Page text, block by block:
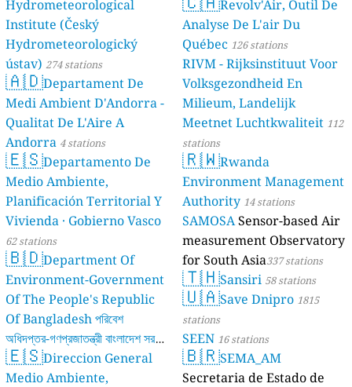
Hydrometeorological
Institute (Český
Hydrometeorologický
ústav) 274 stations
🇦🇩Departament De
Medi Ambient D'Andorra -
Qualitat De L'Aire A
Andorra 4 stations
🇪🇸Departamento De
Medio Ambiente,
Planificación Territorial Y
Vivienda · Gobierno Vasco
62 stations
🇧🇩Department Of
Environment-Government
Of The People's Republic
Of Bangladesh পরিবেশ
অধিদপ্তর-গণপ্রজাতন্ত্রী বাংলাদেশ সরকার
17 stations
🇪🇸Direccion General
Medio Ambiente,
Revolv'Air, Outil De
Analyse De L'air Du
Québec 126 stations
RIVM - Rijksinstituut Voor
Volksgezondheid En
Milieum, Landelijk
Meetnet Luchtkwaliteit 112
stations
🇷🇼Rwanda
Environment Management
Authority 14 stations
SAMOSASensor-based Air
measurement Observatory
for South Asia337 stations
🇹🇭Sansiri 58 stations
🇺🇦Save Dnipro 1815
stations
SEEN 16 stations
🇧🇷SEMA_AM
Secretaria de Estado de